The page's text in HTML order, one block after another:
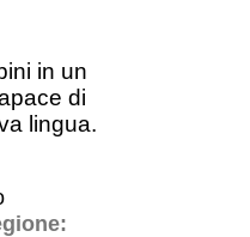
in un
di
lingua.